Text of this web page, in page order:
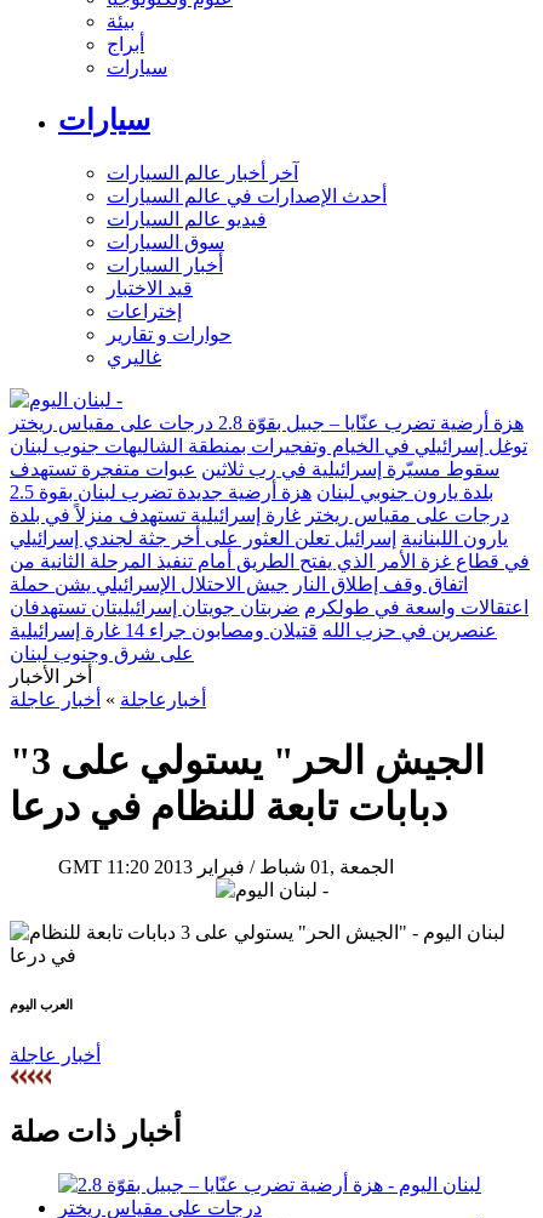
بيئة
أبراج
سيارات
سيارات
آخر أخبار عالم السيارات
أحدث الإصدارات في عالم السيارات
فيديو عالم السيارات
سوق السيارات
أخبار السيارات
قيد الاختبار
إختراعات
حوارات و تقارير
غاليري
هزة أرضية تضرب عنّايا – جبيل بقوّة 2.8 درجات على مقياس ريختر
توغل إسرائيلي في الخيام وتفجيرات بمنطقة الشاليهات جنوب لبنان
سقوط مسيّرة إسرائيلية في رب ثلاثين عبوات متفجرة تستهدف
بلدة يارون جنوبي لبنان
هزة أرضية جديدة تضرب لبنان بقوة 2.5
درجات على مقياس ريختر غارة إسرائيلية تستهدف منزلاً في بلدة
يارون اللبنانية إسرائيل تعلن العثور على أخر جثة لجندي إسرائيلي
في قطاع غزة الأمر الذي يفتح الطريق أمام تنفيذ المرحلة الثانية من
اتفاق وقف إطلاق النار جيش الاحتلال الإسرائيلي يشن حملة
اعتقالات واسعة في طولكرم ضربتان جويتان إسرائيليتان تستهدفان
عنصرين في حزب الله
قتيلان ومصابون جراء 14 غارة إسرائيلية
على شرق وجنوب لبنان
أخر الأخبار
أخبارعاجلة » أخبار عاجلة
"الجيش الحر" يستولي على 3
دبابات تابعة للنظام في درعا
GMT 11:20 2013 الجمعة ,01 شباط / فبراير
العرب اليوم
أخبار عاجلة
أخبار ذات صلة